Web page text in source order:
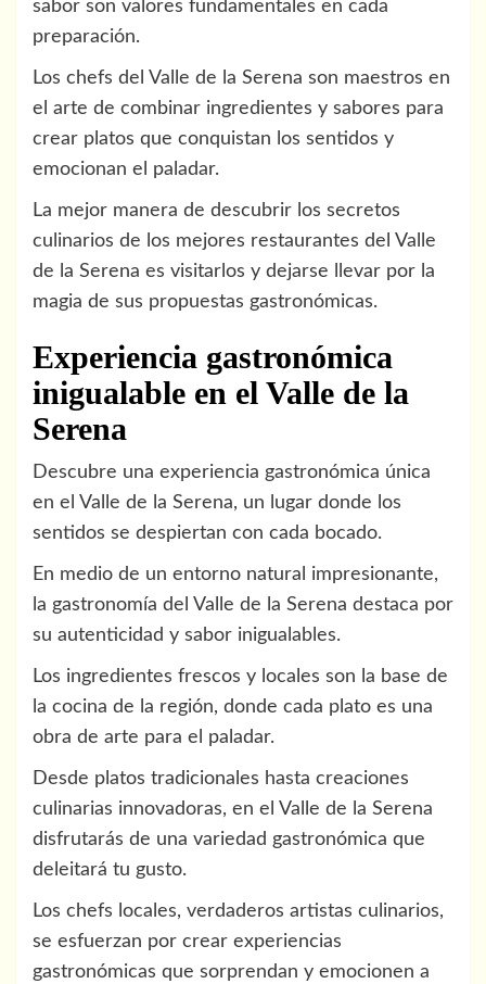
sabor son valores fundamentales en cada
preparación.
Los chefs del Valle de la Serena son maestros en
el arte de combinar ingredientes y sabores para
crear platos que conquistan los sentidos y
emocionan el paladar.
La mejor manera de descubrir los secretos
culinarios de los mejores restaurantes del Valle
de la Serena es visitarlos y dejarse llevar por la
magia de sus propuestas gastronómicas.
Experiencia gastronómica
inigualable en el Valle de la
Serena
Descubre una experiencia gastronómica única
en el Valle de la Serena, un lugar donde los
sentidos se despiertan con cada bocado.
En medio de un entorno natural impresionante,
la gastronomía del Valle de la Serena destaca por
su autenticidad y sabor inigualables.
Los ingredientes frescos y locales son la base de
la cocina de la región, donde cada plato es una
obra de arte para el paladar.
Desde platos tradicionales hasta creaciones
culinarias innovadoras, en el Valle de la Serena
disfrutarás de una variedad gastronómica que
deleitará tu gusto.
Los chefs locales, verdaderos artistas culinarios,
se esfuerzan por crear experiencias
gastronómicas que sorprendan y emocionen a